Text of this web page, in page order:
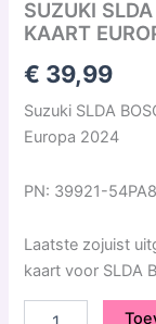
SUZUKI
KAART
€ 39,99
Suzuki SLDA
Europa 2024
PN: 39921-54PA8
Laatste zojuist
kaart voor SLDA
aantal